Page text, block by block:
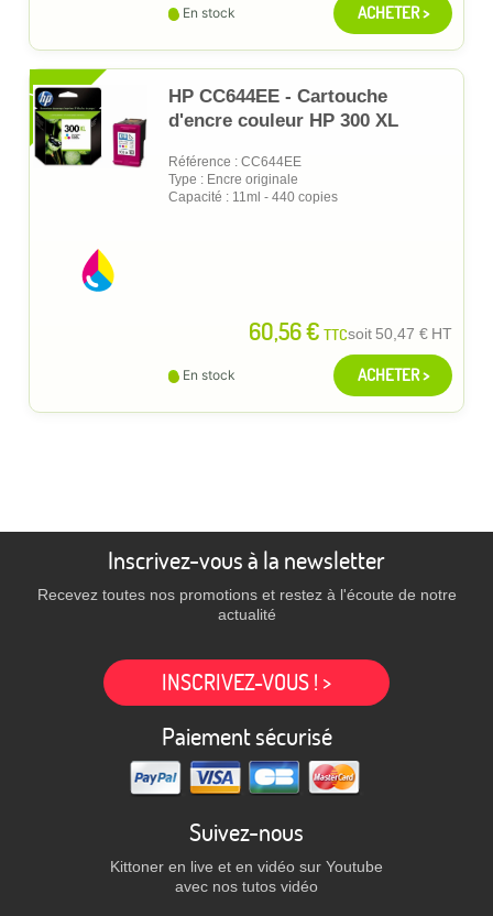
En stock ACHETER >
XL
HP CC644EE - Cartouche
d'encre couleur HP 300 XL
Référence : CC644EE
Type : Encre originale
Capacité : 11ml - 440 copies
60,56 € TTCsoit 50,47 € HT
En stock ACHETER >
Inscrivez-vous à la newsletter
Recevez toutes nos promotions et restez à l'écoute de notre
actualité
INSCRIVEZ-VOUS ! >
Paiement sécurisé
Suivez-nous
Kittoner en live et en vidéo sur Youtube
avec nos tutos vidéo